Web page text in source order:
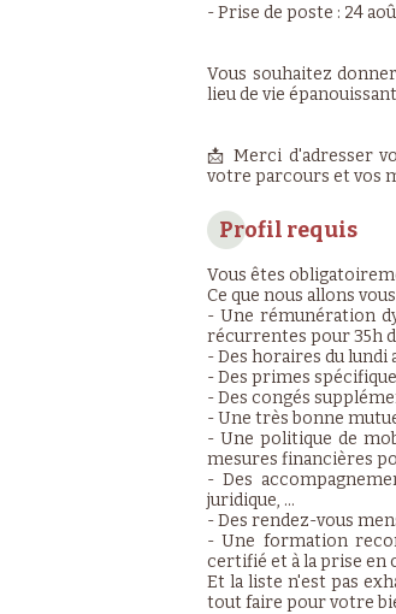
- Prise de poste : 24
Vous souhaitez
lieu de vie
📩 Merci d'adresser
votre parcours et vos
Profil requis
Vous êtes
Ce que nous allons
- Une rémunération
récurrentes pour 35h
- Des horaires du
- Des primes
- Des congés
- Une très bonne
- Une politique de
mesures financières
- Des
juridique, …
- Des rendez-vous
- Une formation
certifié et à la prise en
Et la liste n'est pas
tout faire pour votre